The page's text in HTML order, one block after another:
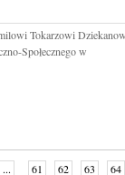
Tokarzowi
Społecznego w
... 61 62 63 64